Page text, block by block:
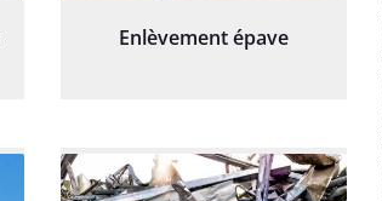
Enlèvement épave